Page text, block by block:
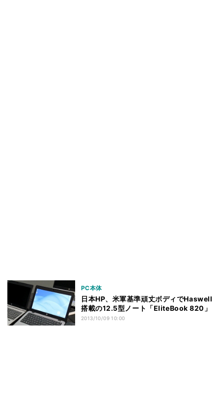
PC本体
日本HP、米軍基準頑丈ボディでHaswell
搭載の12.5型ノート「EliteBook 820」
2013/10/09 10:00